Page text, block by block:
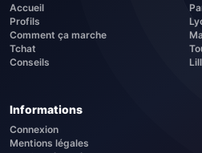
Accueil
Profils
Comment ça marche
Tchat
Conseils
Informations
Connexion
Mentions légales